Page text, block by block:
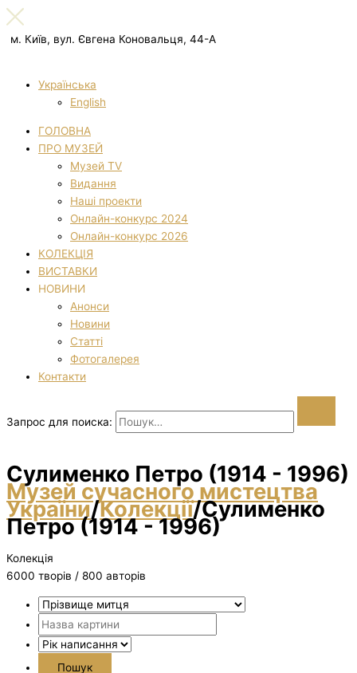
м. Київ, вул. Євгена Коновальця, 44-А
Українська
English
ГОЛОВНА
ПРО МУЗЕЙ
Музей TV
Видання
Наші проекти
Онлайн-конкурс 2024
Онлайн-конкурс 2026
КОЛЕКЦІЯ
ВИСТАВКИ
НОВИНИ
Анонси
Новини
Статті
Фотогалерея
Контакти
Запрос для поиска:
Сулименко Петро (1914 - 1996)
Музей сучасного мистецтва
України/Колекції/Сулименко
Петро (1914 - 1996)
Колекція
6000 творiв / 800 авторів